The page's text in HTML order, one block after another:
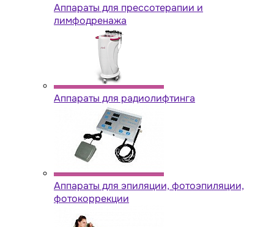
Аппараты для прессотерапии и
лимфодренажа
Аппараты для радиолифтинга
Аппараты для эпиляции, фотоэпиляции,
фотокоррекции